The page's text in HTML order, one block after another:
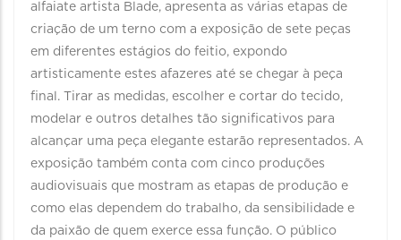
alfaiate artista Blade, apresenta as várias etapas de
criação de um terno com a exposição de sete peças
em diferentes estágios do feitio, expondo
artisticamente estes afazeres até se chegar à peça
final. Tirar as medidas, escolher e cortar do tecido,
modelar e outros detalhes tão significativos para
alcançar uma peça elegante estarão representados. A
exposição também conta com cinco produções
audiovisuais que mostram as etapas de produção e
como elas dependem do trabalho, da sensibilidade e
da paixão de quem exerce essa função. O público